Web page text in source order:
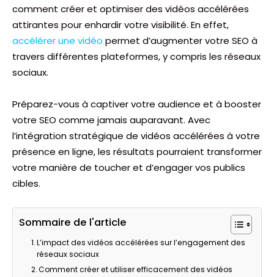
comment créer et optimiser des vidéos accélérées
attirantes pour enhardir votre visibilité. En effet,
accélérer une vidéo permet d’augmenter votre SEO à
travers différentes plateformes, y compris les réseaux
sociaux.
Préparez-vous à captiver votre audience et à booster
votre SEO comme jamais auparavant. Avec
l’intégration stratégique de vidéos accélérées à votre
présence en ligne, les résultats pourraient transformer
votre manière de toucher et d’engager vos publics
cibles.
Sommaire de l'article
L’impact des vidéos accélérées sur l’engagement des
réseaux sociaux
Comment créer et utiliser efficacement des vidéos